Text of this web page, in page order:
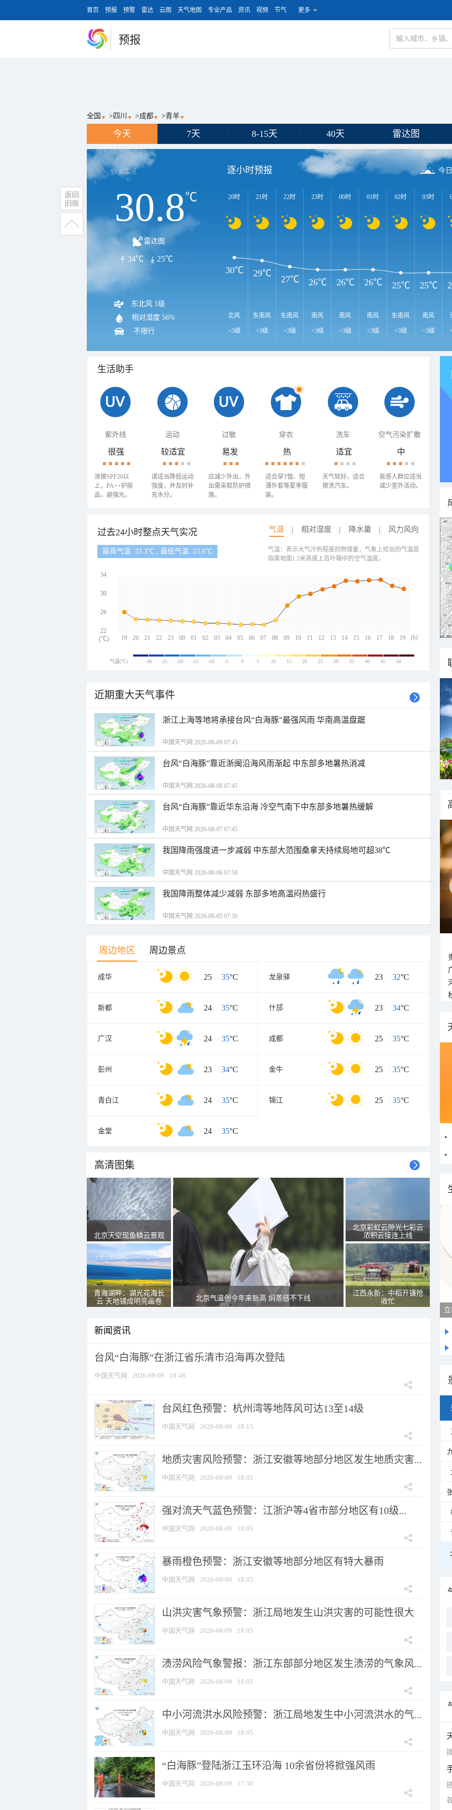
首页 预报 预警 雷达 云图 天气地图 专业产品 资讯 视频 节气 更多
预报
全国 > 四川 >成都 >青羊
今天 7天 8-15天 40天 雷达图
19:30实况
30.8℃
雷达图
34℃ 25℃
东北风 1级
相对湿度 56%
不限行
逐小时预报 今
20时
北风
<3级
21时
东南风
<3级
22时
东南风
<3级
23时
南风
<3级
00时
南风
<3级
01时
南风
<3级
02时
东南风
<3级
03时
南风
<3级
30℃ 29℃
27℃ 26℃ 26℃ 26℃ 25℃ 25℃
生活助手
紫外线 运动 过敏 穿衣 洗车 空气污染扩散
很强
涂擦SPF20以
上，PA++护肤
品，避强光。
较适宜
请适当降低运动
强度，并及时补
充水分。
易发
应减少外出，外
出需采取防护措
施。
热
适合穿T恤、短
薄外套等夏季服
装。
适宜
天气较好，适合
擦洗汽车。
中
易感人群应适当
减少室外活动。
过去24小时整点天气实况 气温 相对湿度 降水量 风力风向
最高气温: 33.3℃ , 最低气温: 23.6℃
19 20 21 22 23 00 01 02 03 04 05 06 07 08 09 10 11 12 13 14 15 16 17 18 19
34
30
26
22
(h)
(℃)
气温：表示大气冷热程度的物理量，气象上给出的气温是
指离地面1.5米高度上百叶箱中的空气温度。
气温(℃) -30 -25 -20 -15 -10 -5 0 5 10 15 20 25 30 35 40 45 50
近期重大天气事件
浙江上海等地将承接台风“白海豚”最强风雨 华南高温盘踞
中国天气网 2026-08-09 07:45
台风“白海豚”靠近浙闽沿海风雨渐起 中东部多地暑热消减
中国天气网 2026-08-08 07:45
台风“白海豚”靠近华东沿海 冷空气南下中东部多地暑热缓解
中国天气网 2026-08-07 07:45
我国降雨强度进一步减弱 中东部大范围桑拿天持续局地可超38℃
中国天气网 2026-08-06 07:50
我国降雨整体减少减弱 东部多地高温闷热盛行
中国天气网 2026-08-05 07:56
周边地区 周边景点
成华 25 / 35°C 龙泉驿 23 / 32°C
新都 24 / 35°C 什邡 23 / 34°C
广汉 24 / 35°C 成都 25 / 35°C
彭州 23 / 34°C 金牛 25 / 35°C
青白江 24 / 35°C 锦江 25 / 35°C
金堂 24 / 35°C
高清图集
北京天空现鱼鳞云景观
青海湖畔：湖光花海长
云 天地铺成明亮画卷
北京气温创今年来新高 焖蒸感不下线
北京彩虹云隙光七彩云
浓积云接连上线
江西永新：中稻开镰抢
收忙
新闻资讯
台风“白海豚”在浙江省乐清市沿海再次登陆
中国天气网 2026-08-09 18:48
​台风红色预警：杭州湾等地阵风可达13至14级
中国天气网 2026-08-09 18:15
地质灾害风险预警：浙江安徽等地部分地区发生地质灾害...
中国天气网 2026-08-09 18:05
强对流天气蓝色预警：江浙沪等4省市部分地区有10级...
中国天气网 2026-08-09 18:05
暴雨橙色预警：浙江安徽等地部分地区有特大暴雨
中国天气网 2026-08-09 18:05
山洪灾害气象预警：浙江局地发生山洪灾害的可能性很大
中国天气网 2026-08-09 18:05
渍涝风险气象警报：浙江东部部分地区发生渍涝的气象风...
中国天气网 2026-08-09 18:05
中小河流洪水风险预警：浙江局地发生中小河流洪水的气...
中国天气网 2026-08-09 18:05
“白海豚”登陆浙江玉环沿海 10余省份将掀强风雨
中国天气网 2026-08-09 17:30